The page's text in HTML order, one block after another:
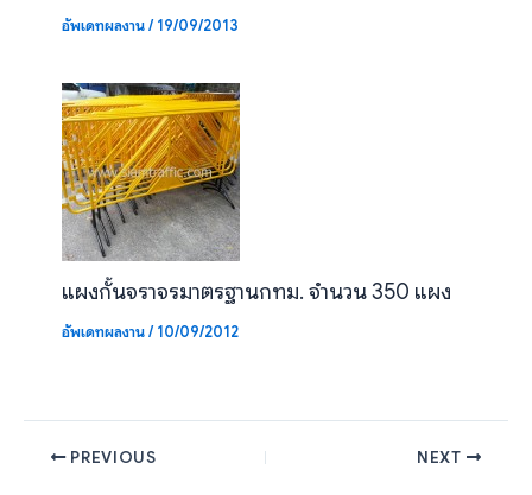
อัพเดทผลงาน/19/09/2013
แผงกั้นจราจรมาตรฐานกทม. จำนวน 350 แผง
อัพเดทผลงาน/10/09/2012
PREVIOUS NEXT